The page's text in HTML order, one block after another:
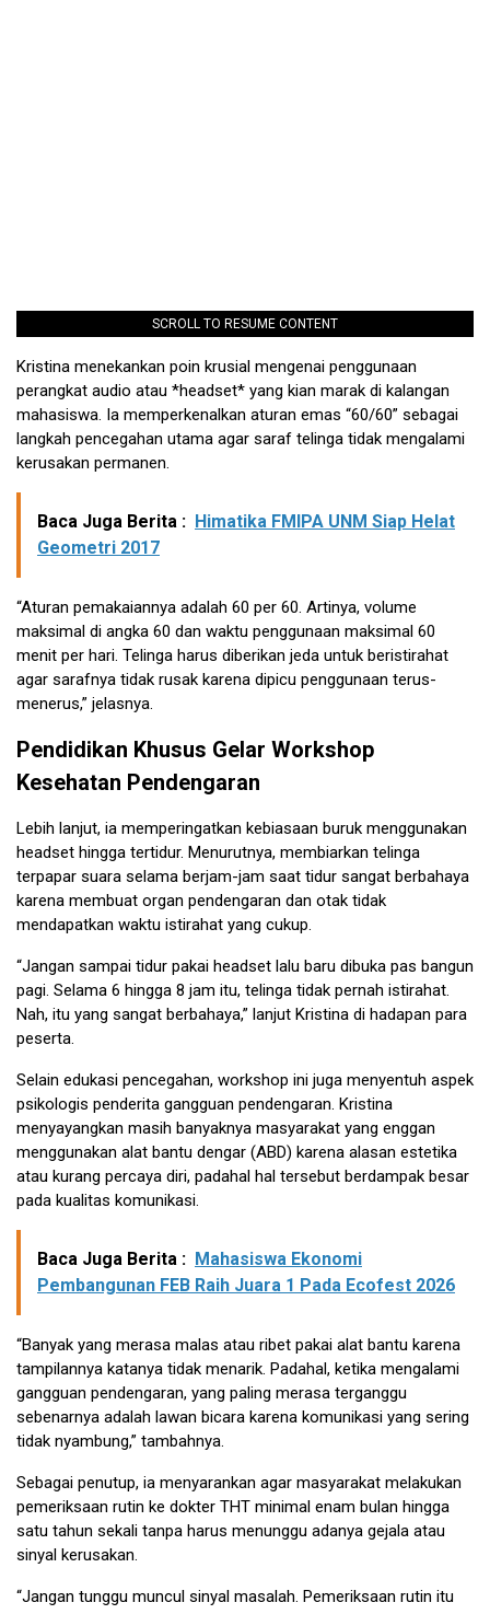
SCROLL TO RESUME CONTENT
Kristina menekankan poin krusial mengenai penggunaan
perangkat audio atau *headset* yang kian marak di kalangan
mahasiswa. Ia memperkenalkan aturan emas “60/60” sebagai
langkah pencegahan utama agar saraf telinga tidak mengalami
kerusakan permanen.
Baca Juga Berita : Himatika FMIPA UNM Siap Helat
Geometri 2017
“Aturan pemakaiannya adalah 60 per 60. Artinya, volume
maksimal di angka 60 dan waktu penggunaan maksimal 60
menit per hari. Telinga harus diberikan jeda untuk beristirahat
agar sarafnya tidak rusak karena dipicu penggunaan terus-
menerus,” jelasnya.
Pendidikan Khusus Gelar Workshop
Kesehatan Pendengaran
Lebih lanjut, ia memperingatkan kebiasaan buruk menggunakan
headset hingga tertidur. Menurutnya, membiarkan telinga
terpapar suara selama berjam-jam saat tidur sangat berbahaya
karena membuat organ pendengaran dan otak tidak
mendapatkan waktu istirahat yang cukup.
“Jangan sampai tidur pakai headset lalu baru dibuka pas bangun
pagi. Selama 6 hingga 8 jam itu, telinga tidak pernah istirahat.
Nah, itu yang sangat berbahaya,” lanjut Kristina di hadapan para
peserta.
Selain edukasi pencegahan, workshop ini juga menyentuh aspek
psikologis penderita gangguan pendengaran. Kristina
menyayangkan masih banyaknya masyarakat yang enggan
menggunakan alat bantu dengar (ABD) karena alasan estetika
atau kurang percaya diri, padahal hal tersebut berdampak besar
pada kualitas komunikasi.
Baca Juga Berita : Mahasiswa Ekonomi
Pembangunan FEB Raih Juara 1 Pada Ecofest 2026
“Banyak yang merasa malas atau ribet pakai alat bantu karena
tampilannya katanya tidak menarik. Padahal, ketika mengalami
gangguan pendengaran, yang paling merasa terganggu
sebenarnya adalah lawan bicara karena komunikasi yang sering
tidak nyambung,” tambahnya.
Sebagai penutup, ia menyarankan agar masyarakat melakukan
pemeriksaan rutin ke dokter THT minimal enam bulan hingga
satu tahun sekali tanpa harus menunggu adanya gejala atau
sinyal kerusakan.
“Jangan tunggu muncul sinyal masalah. Pemeriksaan rutin itu